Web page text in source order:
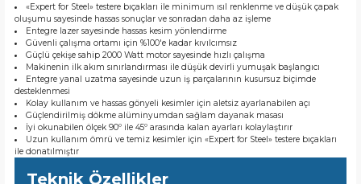
«Expert for Steel» testere bıçakları ile minimum ısıl renklenme ve düşük çapak
oluşumu sayesinde hassas sonuçlar ve sonradan daha az işleme
Entegre lazer sayesinde hassas kesim yönlendirme
Güvenli çalışma ortamı için %100'e kadar kıvılcımsız
Güçlü çekişe sahip 2000 Watt motor sayesinde hızlı çalışma
Makinenin ilk akım sınırlandırması ile düşük devirli yumuşak başlangıcı
Entegre yanal uzatma sayesinde uzun iş parçalarının kusursuz biçimde
desteklenmesi
Kolay kullanım ve hassas gönyeli kesimler için aletsiz ayarlanabilen açı
Güçlendirilmiş dökme alüminyumdan sağlam dayanak masası
İyi okunabilen ölçek 90º ile 45º arasında kalan ayarları kolaylaştırır
Uzun kullanım ömrü ve temiz kesimler için «Expert for Steel» testere bıçakları
ile donatılmıştır
Teknik Özellikler